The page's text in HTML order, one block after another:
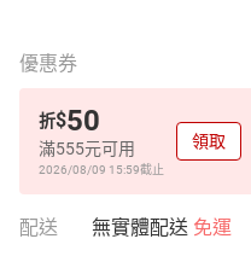
優惠券
折$50
滿555元可用
2026/08/09 15:59截止
領取
配送 無實體配送 免運